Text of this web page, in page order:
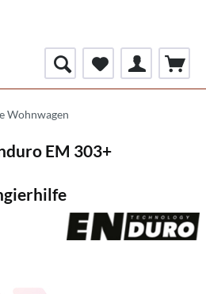
Wohnwagen
EM 303+